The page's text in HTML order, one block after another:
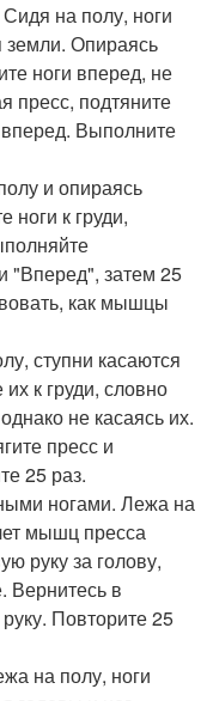
Сидя на полу, ноги
земли. Опираясь
ноги вперед, не
пресс, подтяните
вперед. Выполните
и опираясь
ноги к груди,
"Вперед", затем 25
как мышцы
ступни касаются
к груди, словно
не касаясь их.
пресс и
25 раз.
ногами. Лежа на
мышц пресса
руку за голову,
Вернитесь в
Повторите 25
на полу, ноги